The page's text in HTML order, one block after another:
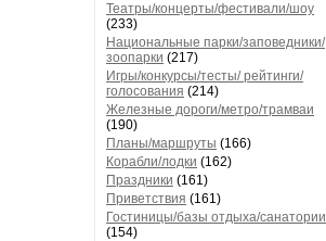
Театры/концерты/фестивали/шоу
(233)
Национальные парки/заповедники/
зоопарки (217)
Игры/конкурсы/тесты/ рейтинги/
голосования (214)
Железные дороги/метро/трамваи
(190)
Планы/маршруты (166)
Корабли/лодки (162)
Праздники (161)
Приветствия (161)
Гостиницы/базы отдыха/санатории
(154)